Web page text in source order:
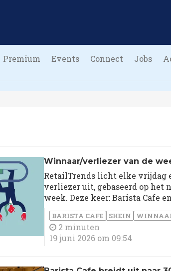
Premium Events Connect Jobs
Winnaar/verliezer van de
RetailTrends licht elke vrijdag
verliezer uit, gebaseerd op het
week. Deze keer: Barista Cafe
BARISTA CAFE SHEIN
2 minuten
19 juni 2026 om 09:54